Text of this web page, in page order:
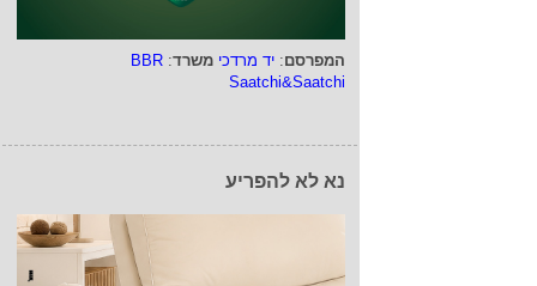
המפרסם: יד מרדכי משרד:
BBR
Saatchi&Saatchi
נא לא להפריע